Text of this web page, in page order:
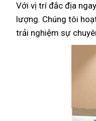
Với vị trí đắc địa
lượng. Chúng tôi
trải nghiệm sự